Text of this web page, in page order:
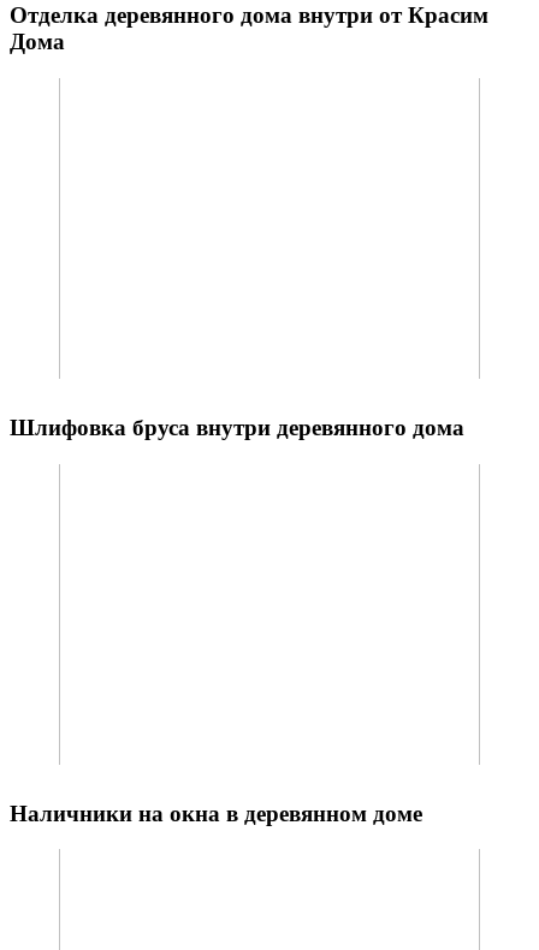
Отделка деревянного дома внутри от Красим
Дома
Шлифовка бруса внутри деревянного дома
Наличники на окна в деревянном доме